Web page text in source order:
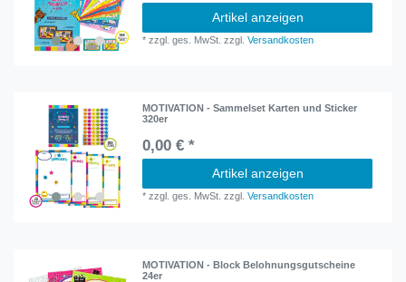
Artikel anzeigen
*zzgl. ges. MwSt. zzgl.Versandkosten
MOTIVATION - Sammelset Karten und Sticker
320er
0,00 € *
Artikel anzeigen
*zzgl. ges. MwSt. zzgl.Versandkosten
MOTIVATION - Block Belohnungsgutscheine
24er